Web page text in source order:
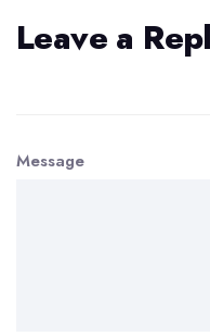
Leave a
Message